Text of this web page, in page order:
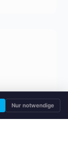
Nur notwendige